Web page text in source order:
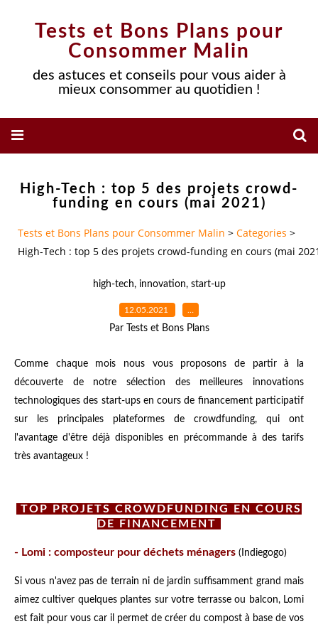
Tests et Bons Plans pour
Consommer Malin
des astuces et conseils pour vous aider à
mieux consommer au quotidien !
High-Tech : top 5 des projets crowd-
funding en cours (mai 2021)
Tests et Bons Plans pour Consommer Malin > Categories >
High-Tech : top 5 des projets crowd-funding en cours (mai
high-tech, innovation, start-up
12.05.2021 …
Par Tests et Bons Plans
Comme chaque mois nous vous proposons de partir à la
découverte de notre sélection des meilleures innovations
technologiques des start-ups en cours de financement participatif
sur les principales plateformes de crowdfunding, qui ont
l'avantage d'être déjà disponibles en précommande à des tarifs
très avantageux !
TOP PROJETS CROWDFUNDING EN COURS
DE FINANCEMENT
- Lomi : composteur pour déchets ménagers (Indiegogo)
Si vous n'avez pas de terrain ni de jardin suffisamment grand mais
aimez cultiver quelques plantes sur votre terrasse ou balcon, Lomi
est fait pour vous car il permet de créer du compost à base de vos